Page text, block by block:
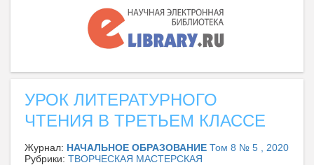
УРОК ЛИТЕРАТУРНОГО
ЧТЕНИЯ В ТРЕТЬЕМ КЛАССЕ
Журнал: НАЧАЛЬНОЕ ОБРАЗОВАНИЕ Том 8 № 5 , 2020
Рубрики: ТВОРЧЕСКАЯ МАСТЕРСКАЯ